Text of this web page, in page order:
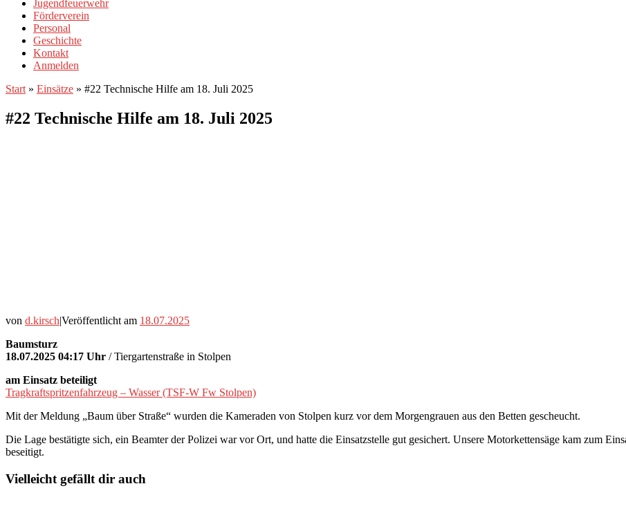
Jugendfeuerwehr
Förderverein
Personal
Geschichte
Kontakt
Anmelden
Start » Einsätze » #22 Technische Hilfe am 18. Juli 2025
#22 Technische Hilfe am 18. Juli 2025
von d.kirsch|Veröffentlicht am 18.07.2025
Baumsturz
18.07.2025 04:17 Uhr / Tiergartenstraße in Stolpen
am Einsatz beteiligt
Tragkraftspritzenfahrzeug – Wasser (TSF-W Fw Stolpen)
Mit der Meldung „Baum über Straße“ wurden die Kameraden von Stolpen kurz vor dem Morgengrauen aus den Betten gescheucht.
Die Lage bestätigte sich, ein Beamter der Polizei war vor Ort, und hatte die Einsatzstelle gut gesichert. Unsere Motorkettensäge kam zum
beseitigt.
Vielleicht gefällt dir auch